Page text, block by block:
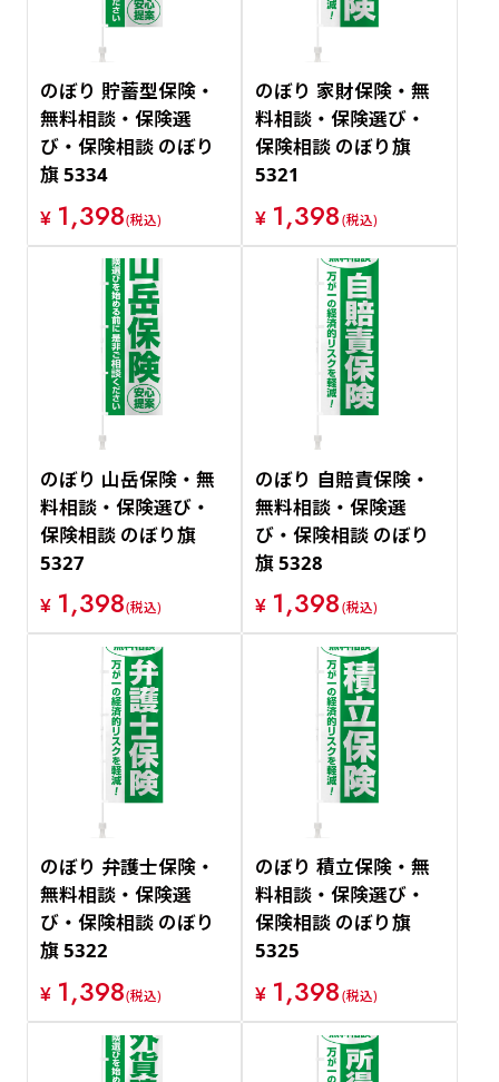
のぼり 貯蓄型保険・
無料相談・保険選
び・保険相談 のぼり
旗 5334
¥ 1,398(税込)
のぼり 家財保険・無
料相談・保険選び・
保険相談 のぼり旗
5321
¥ 1,398(税込)
のぼり 山岳保険・無
料相談・保険選び・
保険相談 のぼり旗
5327
¥ 1,398(税込)
のぼり 自賠責保険・
無料相談・保険選
び・保険相談 のぼり
旗 5328
¥ 1,398(税込)
のぼり 弁護士保険・
無料相談・保険選
び・保険相談 のぼり
旗 5322
¥ 1,398(税込)
のぼり 積立保険・無
料相談・保険選び・
保険相談 のぼり旗
5325
¥ 1,398(税込)